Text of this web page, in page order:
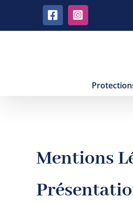
contenu
FacebookInstagram
Mentions